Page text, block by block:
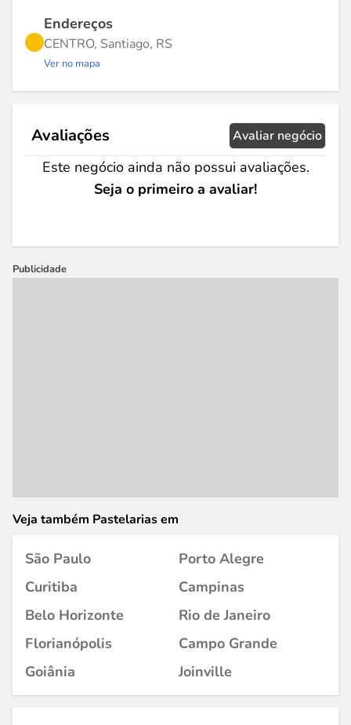
Endereços
CENTRO, Santiago, RS
Ver no mapa
Avaliações Avaliar negócio
Este negócio ainda não possui avaliações.
Seja o primeiro a avaliar!
Publicidade
Veja também Pastelarias em
São Paulo
Porto Alegre
Curitiba
Campinas
Belo Horizonte
Rio de Janeiro
Florianópolis
Campo Grande
Goiânia
Joinville